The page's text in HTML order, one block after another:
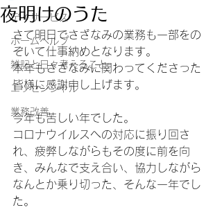
デイサービス
ホームヘルプ
雑記と日々考えること
エッセンシャル
業務改善
夜明けのうた
さて明日でさざなみの業務も一部をの
ぞいて仕事納めとなります。
本年もさざなみに関わってくださった
皆様に感謝申し上げます。
今年も苦しい年でした。
コロナウイルスへの対応に振り回さ
れ、疲弊しながらもその度に前を向
き、みんなで支え合い、協力しながら
なんとか乗り切った、そんな一年でし
た。